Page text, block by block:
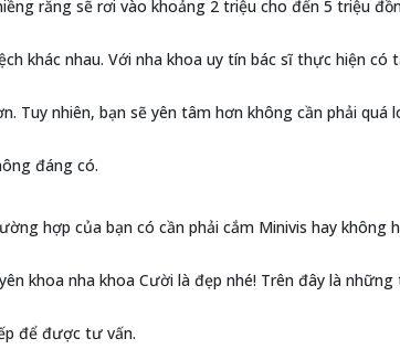
răng sẽ rơi vào khoảng 2 triệu cho đến 5 triệu
khác nhau. Với nha khoa uy tín bác sĩ thực hiện
Tuy nhiên, bạn sẽ yên tâm hơn không cần phải
đáng có.
hợp của bạn có cần phải cắm Minivis hay
khoa nha khoa Cười là đẹp nhé! Trên đây là
để được tư vấn.